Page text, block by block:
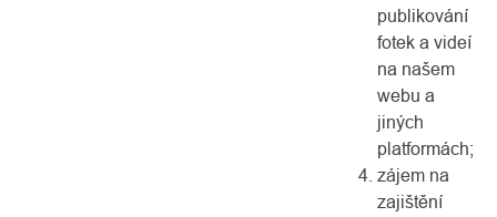
publikování
fotek a videí
na našem
webu a
jiných
platformách;
zájem na
zajištění